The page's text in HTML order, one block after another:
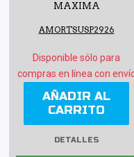
MAXIMA
AMORTSUSP2926
Disponible sólo para
compras en línea con
AÑADIR AL
CARRITO
DETALLES